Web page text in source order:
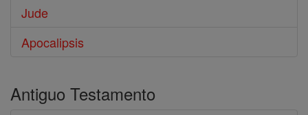
Jude
Apocalipsis
Antiguo Testamento